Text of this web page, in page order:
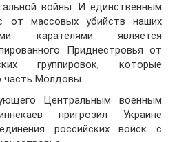
войны. И единственным
от массовых убийств наших
карателями является
Приднестровья от
группировок, которые
часть Молдовы.
Центральным военным
пригрозил Украине
российских войск с